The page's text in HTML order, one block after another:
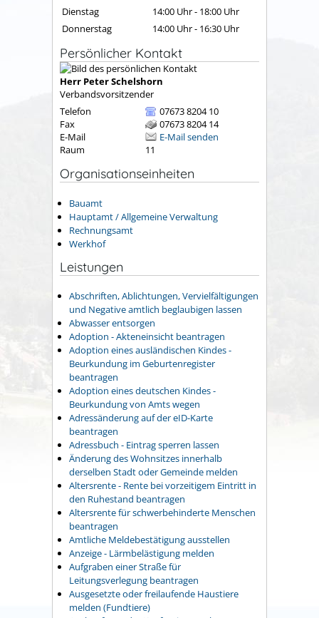
Dienstag
14:00 Uhr- 18:00 Uhr
Donnerstag
14:00 Uhr- 16:30 Uhr
Persönlicher Kontakt
Herr PeterSchelshorn
Verbandsvorsitzender
Telefon
07673 8204 10
Fax
07673 8204 14
E-Mail
E-Mail senden
Raum
11
Organisationseinheiten
Bauamt
Hauptamt / Allgemeine Verwaltung
Rechnungsamt
Werkhof
Leistungen
Abschriften, Ablichtungen, Vervielfältigungen
und Negative amtlich beglaubigen lassen
Abwasser entsorgen
Adoption - Akteneinsicht beantragen
Adoption eines ausländischen Kindes -
Beurkundung im Geburtenregister
beantragen
Adoption eines deutschen Kindes -
Beurkundung von Amts wegen
Adressänderung auf der eID-Karte
beantragen
Adressbuch - Eintrag sperren lassen
Änderung des Wohnsitzes innerhalb
derselben Stadt oder Gemeinde melden
Altersrente - Rente bei vorzeitigem Eintritt in
den Ruhestand beantragen
Altersrente für schwerbehinderte Menschen
beantragen
Amtliche Meldebestätigung ausstellen
Anzeige - Lärmbelästigung melden
Aufgraben einer Straße für
Leitungsverlegung beantragen
Ausgesetzte oder freilaufende Haustiere
melden (Fundtiere)